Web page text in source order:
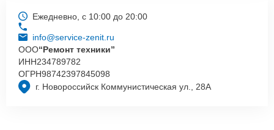
г. Новороссийск Коммунистическая ул., 28А
Ежедневно, с 10:00 до 20:00
info@service-zenit.ru
ООО“Ремонт техники”
ИНН234789782
ОГРН98742397845098